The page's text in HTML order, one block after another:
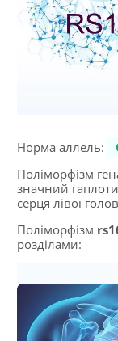
Норма аллель:
Поліморфізм
значний
серця лівої
Поліморфізм
розділами: